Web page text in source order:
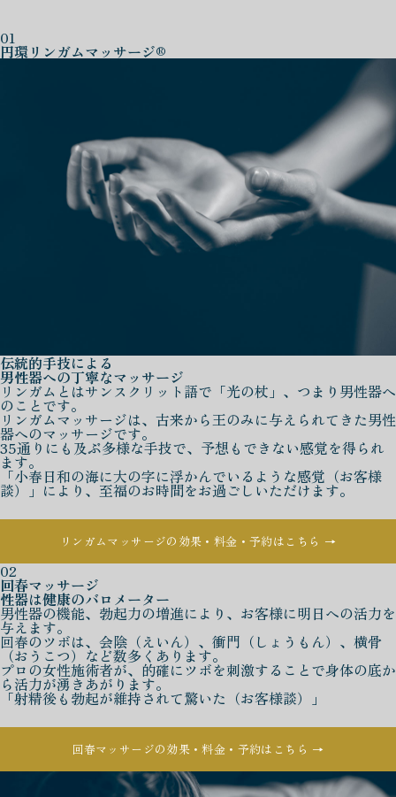
01
円環リンガムマッサージ®
伝統的手技による
男性器への丁寧なマッサージ
リンガムとはサンスクリット語で「光の杖」、つまり男性器へ
のことです。
リンガムマッサージは、古来から王のみに与えられてきた男性
器へのマッサージです。
35通りにも及ぶ多様な手技で、予想もできない感覚を得られ
ます。
「小春日和の海に大の字に浮かんでいるような感覚（お客様
談）」により、至福のお時間をお過ごしいただけます。
リンガムマッサージの効果・料金・予約はこちら →
02
回春マッサージ
性器は健康のバロメーター
男性器の機能、勃起力の増進により、お客様に明日への活力を
与えます。
回春のツボは、会陰（えいん）、衝門（しょうもん）、横骨
（おうこつ）など数多くあります。
プロの女性施術者が、的確にツボを刺激することで身体の底か
ら活力が湧きあがります。
「射精後も勃起が維持されて驚いた（お客様談）」
回春マッサージの効果・料金・予約はこちら →